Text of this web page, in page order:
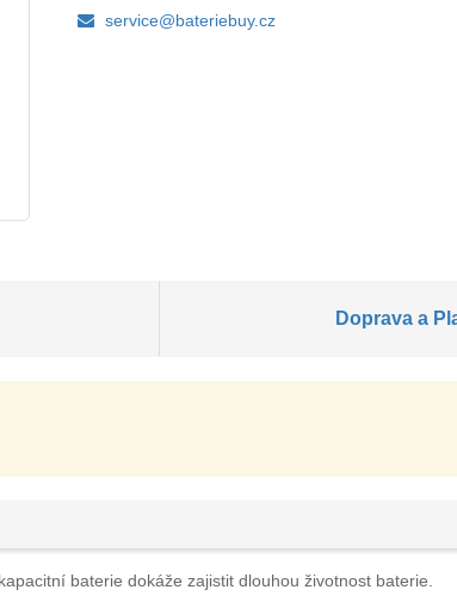
service@bateriebuy.cz
Doprava a
baterie dokáže zajistit dlouhou životnost baterie.